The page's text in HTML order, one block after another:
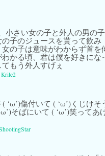
小さい女の子と外人の男の
子のジュースを貰って飲み
の子は意味がわからず首を
かる頃、君は僕を好きにな
もう外人すげぇ
Krile2
‘ω’)傷付いて ( ‘ω’)くじけそ
そばにいて ( ‘ω’)笑ってあ